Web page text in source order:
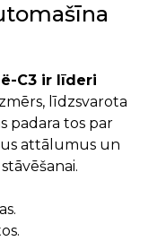
C3 ir līderi
līdzsvarota
padara tos par
attālumus un